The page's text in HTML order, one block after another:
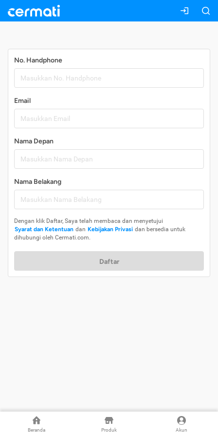
Beranda Produk Akun
No. Handphone
Email
Nama Depan
Nama Belakang
Dengan klik Daftar, Saya telah membaca dan menyetujui
Syarat dan Ketentuan dan Kebijakan Privasi dan bersedia untuk
dihubungi oleh Cermati.com.
Daftar